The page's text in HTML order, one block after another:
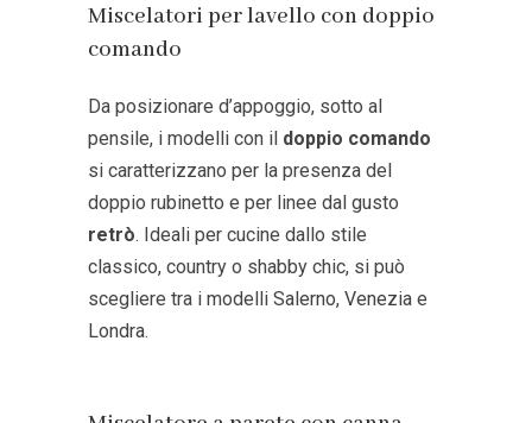
Miscelatori per lavello con doppio
comando
Da posizionare d’appoggio, sotto al
pensile, i modelli con il doppio comando
si caratterizzano per la presenza del
doppio rubinetto e per linee dal gusto
retrò. Ideali per cucine dallo stile
classico, country o shabby chic, si può
scegliere tra i modelli Salerno, Venezia e
Londra.